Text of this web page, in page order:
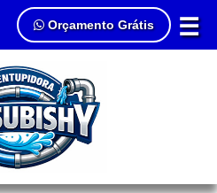
☰
Orçamento Grátis